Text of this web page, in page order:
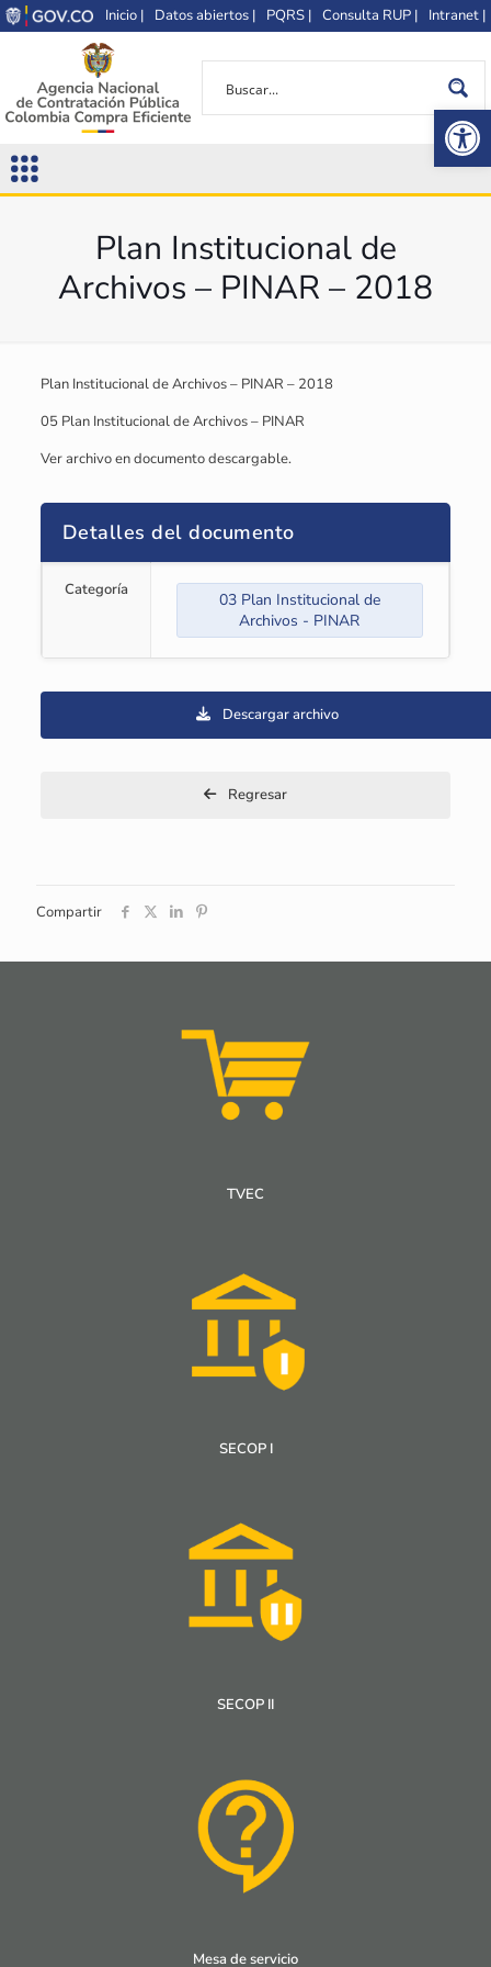
Inicio | Datos abiertos | PQRS | Consulta RUP | Intranet |
Plan Institucional de
Archivos – PINAR – 2018
Plan Institucional de Archivos – PINAR – 2018
05 Plan Institucional de Archivos – PINAR
Ver archivo en documento descargable.
Detalles del documento
Categoría
03 Plan Institucional de
Archivos - PINAR
Descargar archivo
Regresar
Compartir
TVEC
SECOP I
SECOP II
Mesa de servicio